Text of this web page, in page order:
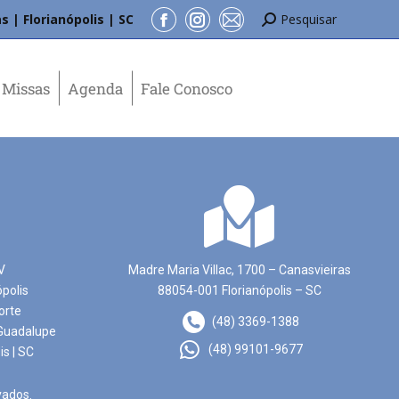
| Florianópolis | SC Pesquisar
Missas Agenda Fale Conosco
| SC
Madre Maria Villac, 1700 – Canasvieiras
88054-001 Florianópolis – SC
(48) 3369-1388
(48) 99101-9677